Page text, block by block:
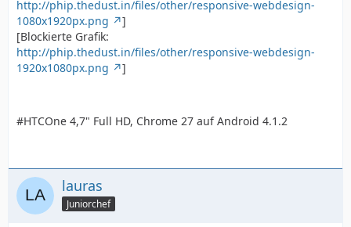
http://phip.thedust.in/files/other/responsive-webdesign-
1080x1920px.png
]
[Blockierte Grafik:
http://phip.thedust.in/files/other/responsive-webdesign-
1920x1080px.png
]
#HTCOne 4,7" Full HD, Chrome 27 auf Android 4.1.2
lauras
Juniorchef